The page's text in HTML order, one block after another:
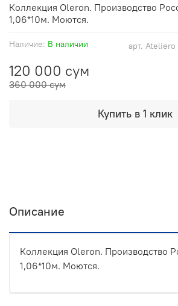
арт. Ateliero
Наличие: В наличии
120 000 сум
360 000 сум
Купить в 1 клик
Коллекция Oleron. Производство
1,06*10м. Моются.
Описание
Коллекция Oleron. Производство
1,06*10м. Моются.